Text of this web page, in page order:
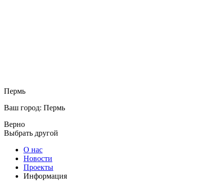
Пермь
Ваш город: Пермь
Верно
Выбрать другой
О нас
Новости
Проекты
Информация